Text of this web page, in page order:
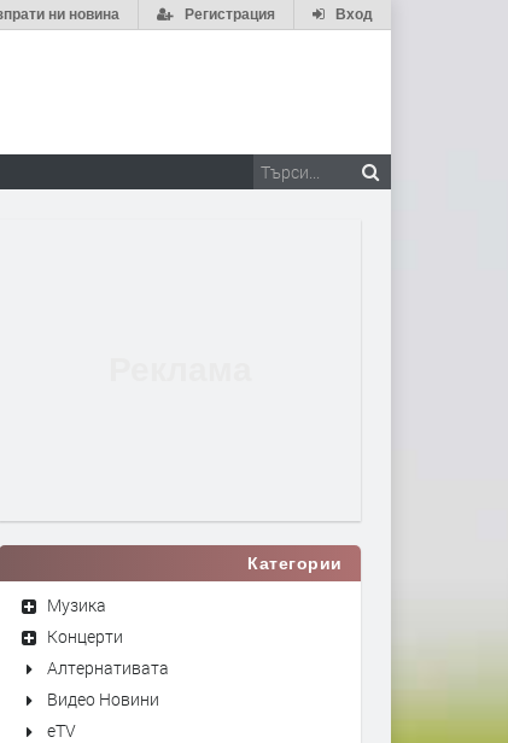
Вход
Регистрация
ни новина
Категории
Музика
Концерти
Алтернативата
Видео Новини
eTV